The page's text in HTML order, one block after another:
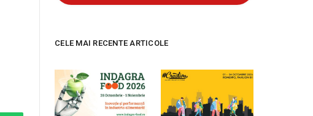
CELE MAI RECENTE ARTICOLE